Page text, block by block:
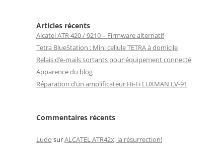
Articles récents
Alcatel ATR 420 / 9210 – Firmware alternatif
Tetra BlueStation : Mini cellule TETRA à domicile
Relais d’e-mails sortants pour équipement connecté
Apparence du blog
Réparation d’un amplificateur Hi-Fi LUXMAN LV-91
Commentaires récents
Ludo surALCATEL ATR42x, la résurrection!